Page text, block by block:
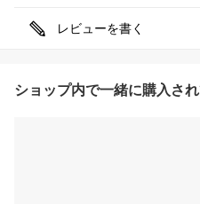
レビューを書く
ショップ内で一緒に購入さ